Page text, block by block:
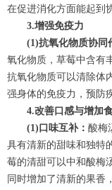
在促进消化方面能起到
3.增强免疫力
(1)抗氧化物质协同
氧化物质，草莓中含有
抗氧化物质可以清除体
强身体的免疫力，预防
4.改善口感与增加
(1)口味互补： 酸梅
具有清新的甜味和独特
莓的清甜可以中和酸梅
同时增加了清新的果香